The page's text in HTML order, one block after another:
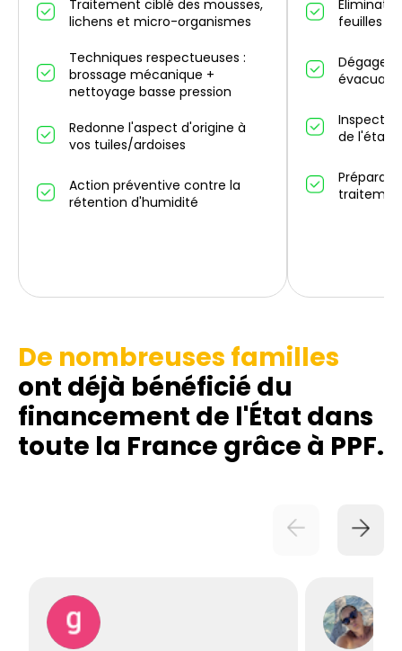
Traitement ciblé des mousses,
lichens et micro-organismes
Techniques respectueuses :
brossage mécanique +
nettoyage basse pression
Redonne l'aspect d'origine à
vos tuiles/ardoises
Action préventive contre la
rétention d'humidité
feuilles
de l'état
De nombreuses familles
ont déjà bénéficié du
financement de l'État dans
toute la France grâce à PPF.